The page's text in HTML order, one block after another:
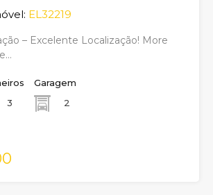
EL32219
– Excelente Localização! More
3
Garagem
2